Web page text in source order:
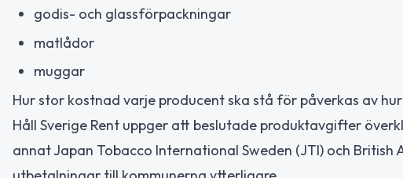
godis- och glassförpackningar
matlådor
muggar
Hur stor kostnad varje producent ska stå för påverkas av
Håll Sverige Rent uppger att beslutade produktavgifter
annat Japan Tobacco International Sweden (JTI) och